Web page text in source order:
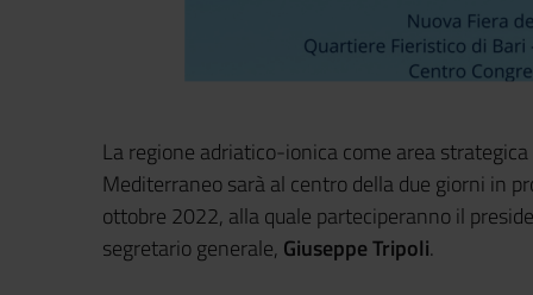
La regione adriatico-ionica come area
Mediterraneo sarà al centro della due giorni in
ottobre 2022, alla quale parteciperanno il
segretario generale, Giuseppe Tripoli.